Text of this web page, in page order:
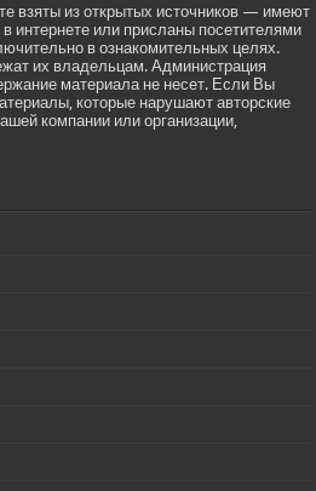
взяты из открытых источников — имеют
интернете или присланы посетителями
в ознакомительных целях.
их владельцам. Администрация
материала не несет. Если Вы
которые нарушают авторские
компании или организации,